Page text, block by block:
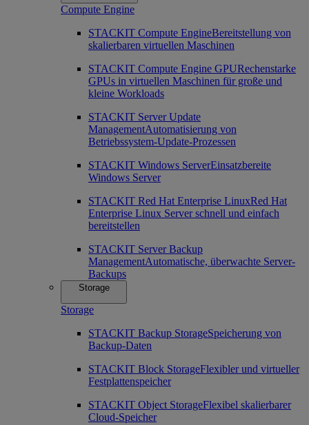
Compute Engine
STACKIT Compute EngineBereitstellung von
skalierbaren virtuellen Maschinen
STACKIT Compute Engine GPURechenstarke
GPUs in virtuellen Maschinen für große und
kleine Workloads
STACKIT Server Update
ManagementAutomatisierung von
Betriebssystem-Update-Prozessen
STACKIT Windows ServerEinsatzbereite
Windows Server
STACKIT Red Hat Enterprise LinuxRed Hat
Enterprise Linux Server schnell und einfach
bereitstellen
STACKIT Server Backup
ManagementAutomatische, überwachte Server-
Backups
Storage
Storage
STACKIT Backup StorageSpeicherung von
Backup-Daten
STACKIT Block StorageFlexibler und virtueller
Festplattenspeicher
STACKIT Object StorageFlexibel skalierbarer
Cloud-Speicher